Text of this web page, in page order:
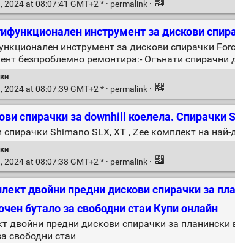
2024 at 08:07:41 GMT+2 * · permalink ·
инструмент за дискови
инструмент за дискови спирачки
безпроблемно ремонтира:- Огънати спирачни
2024 at 08:07:39 GMT+2 * · permalink ·
спирачки за downhill коелела. Спирачки
Shimano SLX, XT , Zee комплект на
2024 at 08:07:38 GMT+2 * · permalink ·
двойни предни дискови спирачки за
бутало за свободни стаи Купи онлайн
двойни предни дискови спирачки за
свободни стаи